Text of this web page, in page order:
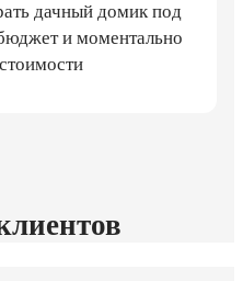
дачный домик под
и моментально